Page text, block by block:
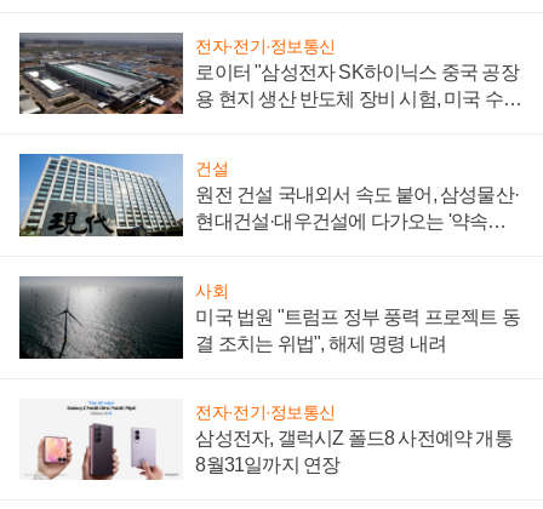
전자·전기·정보통신
로이터 "삼성전자 SK하이닉스 중국 공장
용 현지 생산 반도체 장비 시험, 미국 수출
건설
원전 건설 국내외서 속도 붙어, 삼성물산·
현대건설·대우건설에 다가오는 '약속의
사회
미국 법원 "트럼프 정부 풍력 프로젝트 동
결 조치는 위법", 해제 명령 내려
전자·전기·정보통신
삼성전자, 갤럭시Z 폴드8 사전예약 개통
8월31일까지 연장